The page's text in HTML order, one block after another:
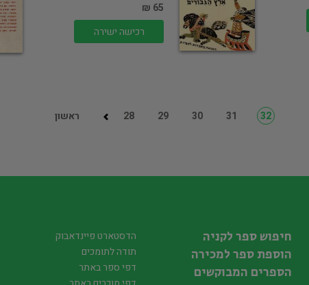
65 ₪
רכישה ישירה
ראשון 28 29 30 31 32
חיפוש ספר לקניה
הוספת ספר למכירה
הספרים המבוקשים
הדסטארט פיינדאבוק
תודה לתומכים
דפי ספר באתר